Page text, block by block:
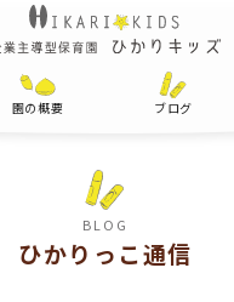
園の概要 ブログ
BLOG
ひかりっこ通信